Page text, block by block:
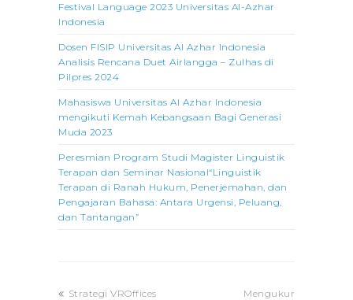
Festival Language 2023 Universitas Al-Azhar
Indonesia
Dosen FISIP Universitas Al Azhar Indonesia
Analisis Rencana Duet Airlangga – Zulhas di
Pilpres 2024
Mahasiswa Universitas Al Azhar Indonesia
mengikuti Kemah Kebangsaan Bagi Generasi
Muda 2023
Peresmian Program Studi Magister Linguistik
Terapan dan Seminar Nasional“Linguistik
Terapan di Ranah Hukum, Penerjemahan, dan
Pengajaran Bahasa: Antara Urgensi, Peluang,
dan Tantangan”
previous
Strategi VROffices
next
Mengukur